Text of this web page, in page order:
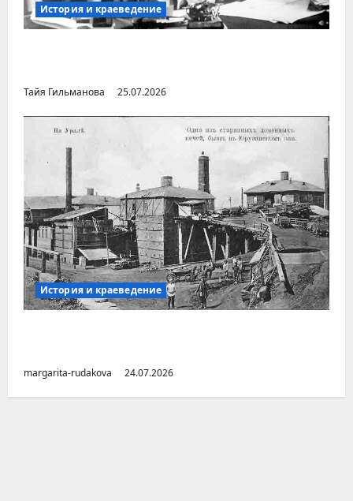
История и краеведение
Тайя Гильманова 25.07.2026
История и краеведение
margarita-rudakova 24.07.2026